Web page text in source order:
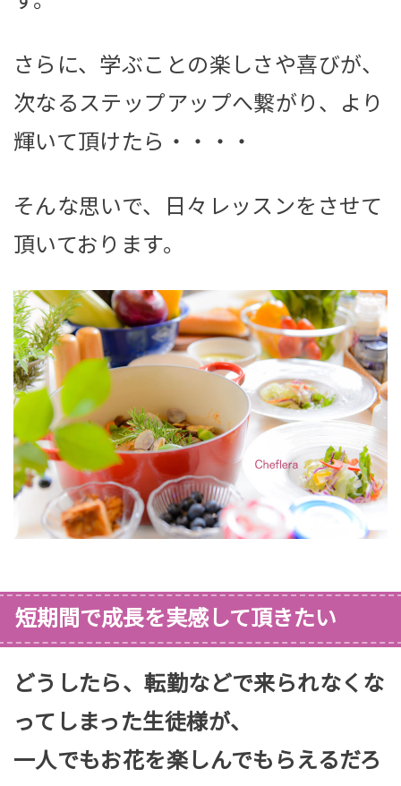
さらに、学ぶことの楽しさや喜びが、
次なるステップアップへ繋がり、より
輝いて頂けたら・・・・
そんな思いで、日々レッスンをさせて
頂いております。
短期間で成長を実感して頂きたい
どうしたら、転勤などで来られなくな
ってしまった生徒様が、
一人でもお花を楽しんでもらえるだろ